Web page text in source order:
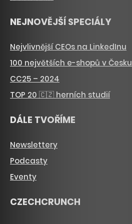
NEJNOVĚJŠÍ SPECIÁLY
Nejvlivnější CEOs na LinkedInu
100 největších e-shopů v Česku
CC25 – 2024
TOP 20 🇨🇿 herních studií
DÁLE TVOŘÍME
Newslettery
Podcasty
Eventy
CZECHCRUNCH